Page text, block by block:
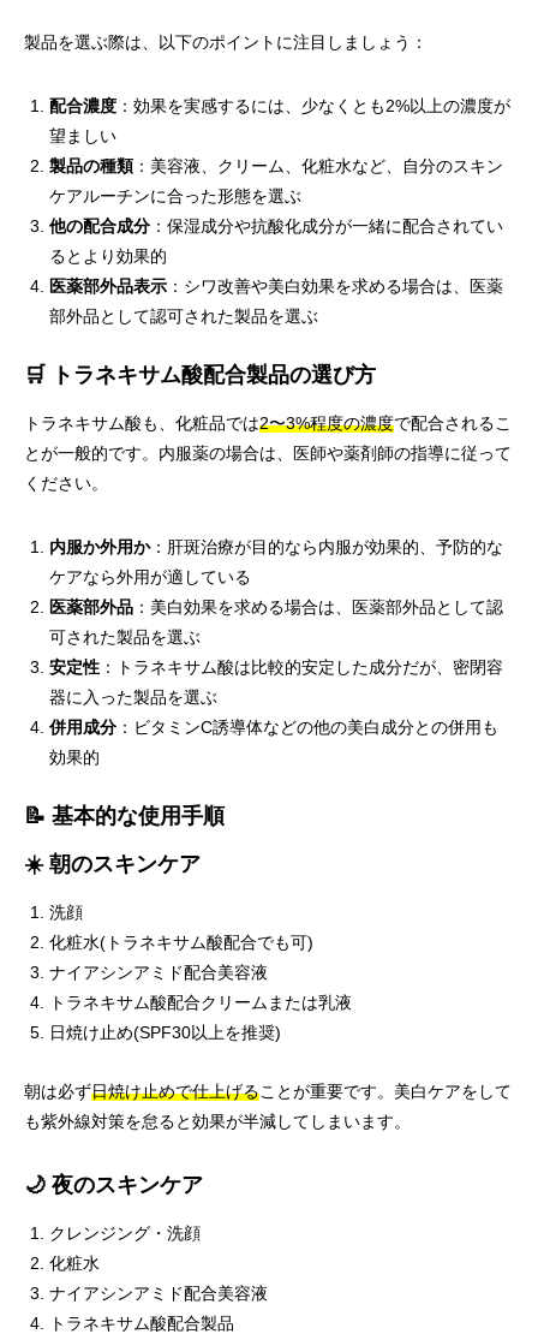
製品を選ぶ際は、以下のポイントに注目しましょう：
配合濃度 ：効果を実感するには、少なくとも2%以上の濃度が
望ましい
製品の種類 ：美容液、クリーム、化粧水など、自分のスキン
ケアルーチンに合った形態を選ぶ
他の配合成分 ：保湿成分や抗酸化成分が一緒に配合されてい
るとより効果的
医薬部外品表示 ：シワ改善や美白効果を求める場合は、医薬
部外品として認可された製品を選ぶ
🛒 トラネキサム酸配合製品の選び方
トラネキサム酸も、化粧品では2〜3%程度の濃度で配合されるこ
とが一般的です。内服薬の場合は、医師や薬剤師の指導に従って
ください。
内服か外用か：肝斑治療が目的なら内服が効果的、予防的な
ケアなら外用が適している
医薬部外品 ：美白効果を求める場合は、医薬部外品として認
可された製品を選ぶ
安定性 ：トラネキサム酸は比較的安定した成分だが、密閉容
器に入った製品を選ぶ
併用成分 ：ビタミンC誘導体などの他の美白成分との併用も
効果的
📝 基本的な使用手順
☀️ 朝のスキンケア
洗顔
化粧水(トラネキサム酸配合でも可)
ナイアシンアミド配合美容液
トラネキサム酸配合クリームまたは乳液
日焼け止め(SPF30以上を推奨)
朝は必ず日焼け止めで仕上げることが重要です。美白ケアをして
も紫外線対策を怠ると効果が半減してしまいます。
🌙 夜のスキンケア
クレンジング・洗顔
化粧水
ナイアシンアミド配合美容液
トラネキサム酸配合製品